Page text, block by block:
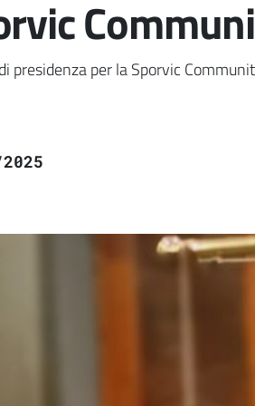
della
presidenza per la Sporvic